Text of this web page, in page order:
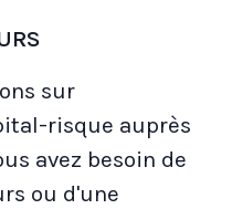
sur
risque auprès
avez besoin de
ou d'une